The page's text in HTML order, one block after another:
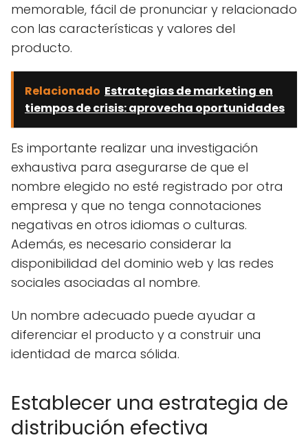
memorable, fácil de pronunciar y relacionado
con las características y valores del
producto.
Relacionado Estrategias de marketing en
tiempos de crisis: aprovecha oportunidades
Es importante realizar una investigación
exhaustiva para asegurarse de que el
nombre elegido no esté registrado por otra
empresa y que no tenga connotaciones
negativas en otros idiomas o culturas.
Además, es necesario considerar la
disponibilidad del dominio web y las redes
sociales asociadas al nombre.
Un nombre adecuado puede ayudar a
diferenciar el producto y a construir una
identidad de marca sólida.
Establecer una estrategia de
distribución efectiva